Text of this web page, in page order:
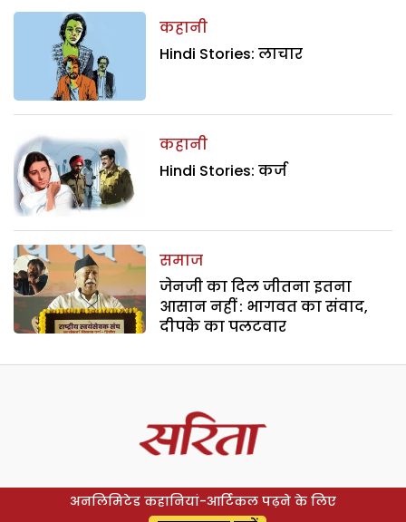
कहानी
Hindi Stories: लाचार
कहानी
Hindi Stories: कर्ज
समाज
जेनजी का दिल जीतना इतना
आसान नहीं : भागवत का संवाद,
दीपके का पलटवार
अनलिमिटेड कहानियां-आर्टिकल पढ़ने के लिए